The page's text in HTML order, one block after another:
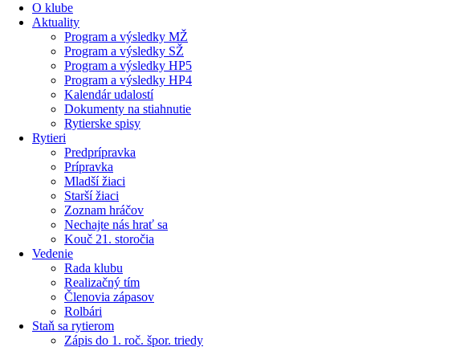
O klube
Aktuality
Program a výsledky MŽ
Program a výsledky SŽ
Program a výsledky HP5
Program a výsledky HP4
Kalendár udalostí
Dokumenty na stiahnutie
Rytierske spisy
Rytieri
Predprípravka
Prípravka
Mladší žiaci
Starší žiaci
Zoznam hráčov
Nechajte nás hrať sa
Kouč 21. storočia
Vedenie
Rada klubu
Realizačný tím
Členovia zápasov
Rolbári
Staň sa rytierom
Zápis do 1. roč. špor. triedy